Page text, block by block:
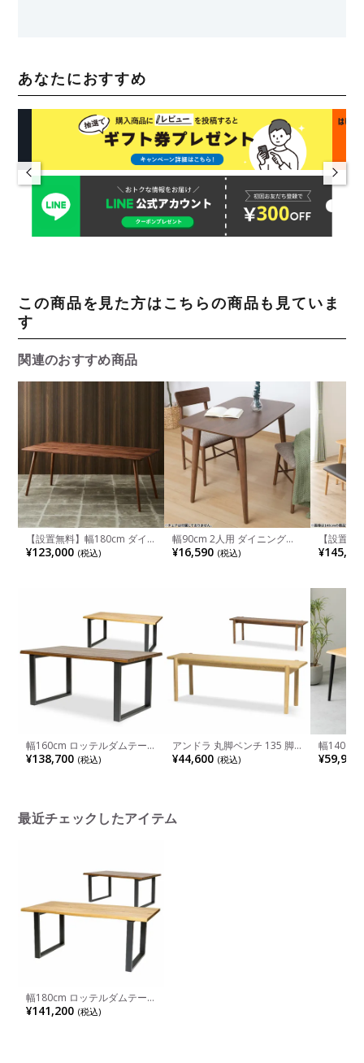
あなたにおすすめ
この商品を見た方はこちらの商品も見ていま
す
関連のおすすめ商品
【設置無料】幅180cm ダイ
ニングテーブル ライズ 木製
ウォールナット材 無垢材 ウ
¥123,000 (税込)
幅90cm 2人用 ダイニングテ
ーブル カウル リビングテー
ブル 木製 食卓テーブル おし
¥16,590 (税込)
【設置
ニングテ
ーグル オ
おしゃれ
テーブル
チ×1)
幅160cm ロッテルダムテー
ブル スチール インダストリ
アルデザイン
¥138,700 (税込)
アンドラ 丸脚ベンチ 135 脚
部無垢材仕様
¥44,600 (税込)
幅140cm
ーブル 4
人用 天然
¥59,900
最近チェックしたアイテム
幅180cm ロッテルダムテー
ブル スチール インダストリ
アルデザイン
¥141,200 (税込)